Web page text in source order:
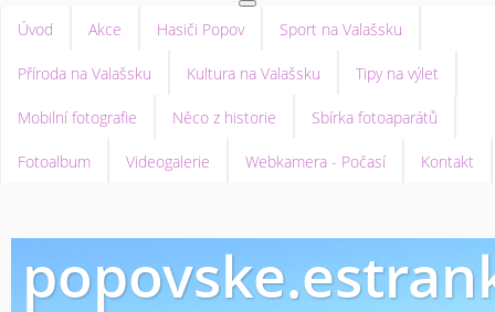
Úvod Akce Hasiči Popov Sport na Valašsku
Příroda na Valašsku Kultura na Valašsku Tipy na výlet
Mobilní fotografie Něco z historie Sbírka fotoaparátů
Fotoalbum Videogalerie Webkamera - Počasí Kontakt